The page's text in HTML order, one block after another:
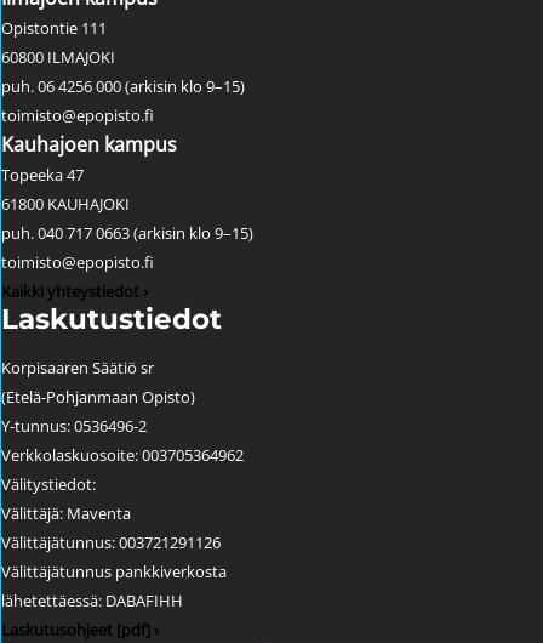
Opistontie 111
60800 ILMAJOKI
puh. 06 4256 000 (arkisin klo 9–15)
toimisto@epopisto.fi
Kauhajoen kampus
Topeeka 47
61800 KAUHAJOKI
puh. 040 717 0663 (arkisin klo 9–15)
toimisto@epopisto.fi
Kaikki yhteystiedot ›
Laskutustiedot
Korpisaaren Säätiö sr
(Etelä-Pohjanmaan Opisto)
Y-tunnus: 0536496-2
Verkkolaskuosoite: 003705364962
Välitystiedot:
Välittäjä: Maventa
Välittäjätunnus: 003721291126
Välittäjätunnus pankkiverkosta
lähetettäessä: DABAFIHH
Laskutusohjeet [pdf] ›